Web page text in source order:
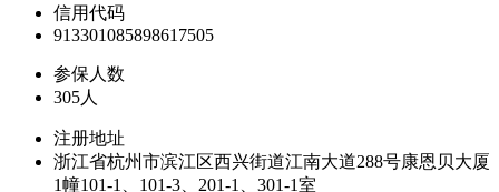
信用代码
913301085898617505
参保人数
305人
注册地址
浙江省杭州市滨江区西兴街道江南大道288号康恩贝大厦
1幢101-1、101-3、201-1、301-1室